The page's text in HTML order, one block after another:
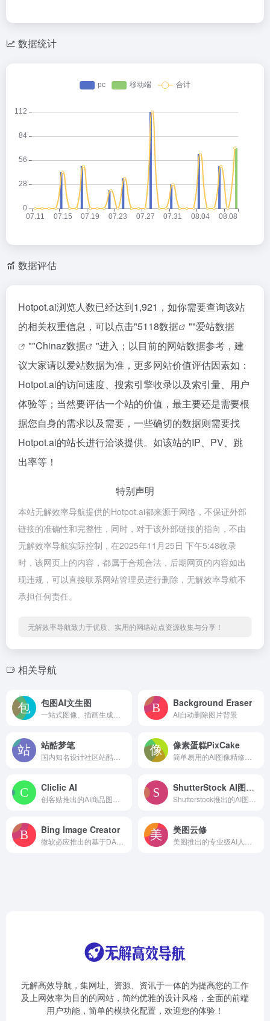
数据统计
数据评估
Hotpot.ai浏览人数已经达到1,921，如你需要查询该站
的相关权重信息，可以点击"5118数据 ""爱站数据
""Chinaz数据
"进入；以目前的网站数据参考，建
议大家请以爱站数据为准，更多网站价值评估因素如：
Hotpot.ai的访问速度、搜索引擎收录以及索引量、用户
体验等；当然要评估一个站的价值，最主要还是需要根
据您自身的需求以及需要，一些确切的数据则需要找
Hotpot.ai的站长进行洽谈提供。如该站的IP、PV、跳
出率等！
特别声明
本站无解效率导航提供的Hotpot.ai都来源于网络，不保证外部
链接的准确性和完整性，同时，对于该外部链接的指向，不由
无解效率导航实际控制，在2025年11月25日 下午5:48收录
时，该网页上的内容，都属于合规合法，后期网页的内容如出
现违规，可以直接联系网站管理员进行删除，无解效率导航不
承担任何责任。
无解效率导航致力于优质、实用的网络站点资源收集与分享！
相关导航
包图AI文生图 Background Eraser
AI自动删除图片背景
站酷梦笔 像素蛋糕PixCake
Cliclic AI ShutterStock AI图片生成
Bing Image Creator 美图云修
无解高效导航，集网址、资源、资讯于一体的为提高您的工作
及上网效率为目的的网站，简约优雅的设计风格，全面的前端
用户功能，简单的模块化配置，欢迎您的体验！